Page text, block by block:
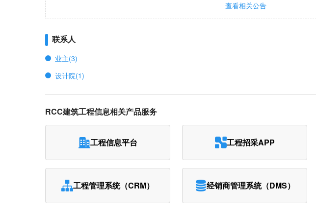
查看相关公告
联系人
业主(3)
设计院(1)
RCC建筑工程信息相关产品服务
工程信息平台 工程招采APP
工程管理系统（CRM） 经销商管理系统（DMS）